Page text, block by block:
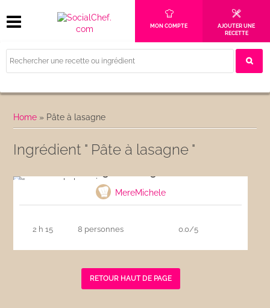
MON COMPTE
AJOUTER UNE
RECETTE
Home » Pâte à lasagne
Ingrédient " Pâte à lasagne "
MereMichele
2 h 15 8 personnes 0.0/5
RETOUR HAUT DE PAGE